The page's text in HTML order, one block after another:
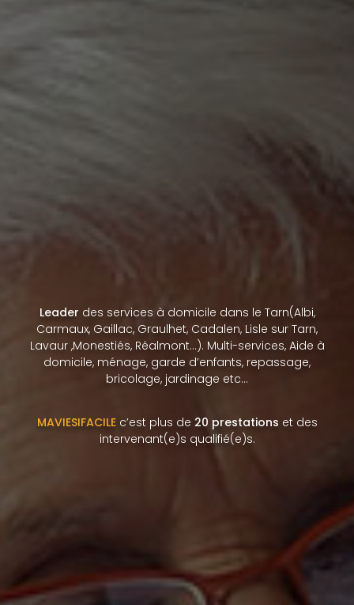
Leader des services à domicile dans le Tarn(Albi,
Carmaux, Gaillac, Graulhet, Cadalen, Lisle sur Tarn,
Lavaur ,Monestiés, Réalmont…). Multi-services, Aide à
domicile, ménage, garde d’enfants, repassage,
bricolage, jardinage etc…
MAVIESIFACILEc’est plus de 20 prestations et des
intervenant(e)s qualifié(e)s.